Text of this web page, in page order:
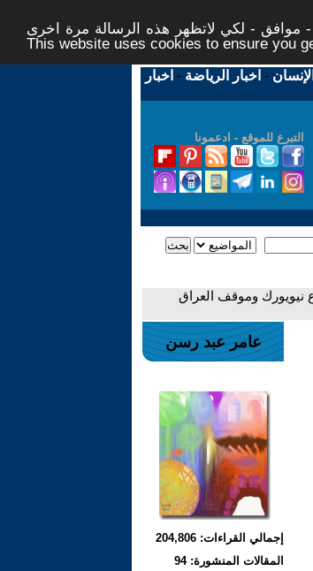
موافق - لكي لاتظهر هذه الرسالة مرة اخرى -
This website uses cookies to ensure you
- اخبار الرياضة - اخبار
التبرع للموقع - ادعمونا
نيويورك وموقف العراق
عامر عبد رسن
إجمالي القراءات: 204,806
المقالات المنشورة: 94